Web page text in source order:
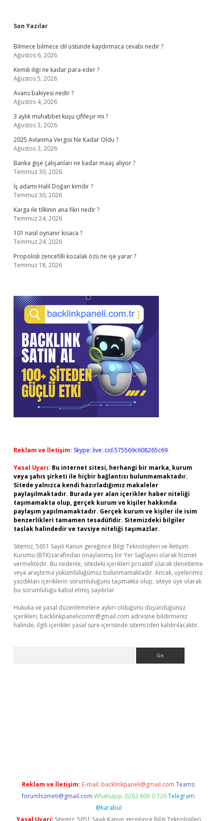
Sidebar
Son Yazılar
Bilmece bilmece dil üstünde kaydırmaca cevabı nedir ?
Ağustos 6, 2026
Kemik iliği ne kadar para eder ?
Ağustos 5, 2026
Avans bakiyesi nedir ?
Ağustos 4, 2026
3 aylık muhabbet kuşu çiftleşir mi ?
Ağustos 3, 2026
2025 Avlanma Vergisi Ne Kadar Oldu ?
Ağustos 3, 2026
Banka gişe çalışanları ne kadar maaş alıyor ?
Temmuz 30, 2026
İş adamı Halil Doğan kimdir ?
Temmuz 30, 2026
Karga ile tilkinin ana fikri nedir ?
Temmuz 24, 2026
101 nasıl oynanır kısaca ?
Temmuz 24, 2026
Propolisli zencefilli kozalak özü ne işe yarar ?
Temmuz 18, 2026
Reklam ve İletişim: Skype: live:.cid.575569c608265c69
Yasal Uyarı: Bu internet sitesi, herhangi bir marka, kurum
veya şahıs şirketi ile hiçbir bağlantısı bulunmamaktadır.
Sitede yalnızca kendi hazırladığımız makaleler
paylaşılmaktadır. Burada yer alan içerikler haber niteliği
taşımamakta olup, gerçek kurum ve kişiler hakkında
paylaşım yapılmamaktadır. Gerçek kurum ve kişiler ile isim
benzerlikleri tamamen tesadüfidir. Sitemizdeki bilgiler
taslak halindedir ve tavsiye niteliği taşımazlar.
Sitemiz, 5651 Sayılı Kanun gereğince Bilgi Teknolojileri ve İletişim
Kurumu (BTK) tarafından onaylanmış bir Yer Sağlayıcı olarak hizmet
vermektedir. Bu nedenle, sitedeki içerikleri proaktif olarak denetleme
veya araştırma yükümlülüğümüz bulunmamaktadır. Ancak, üyelerimiz
yazdıkları içeriklerin sorumluluğunu taşımakta olup, siteye üye olarak
bu sorumluluğu kabul etmiş sayılırlar.
Hukuka ve yasal düzenlemelere aykırı olduğunu düşündüğünüz
içerikleri, backlinkpanelicomtr@gmail.com adresine bildirmeniz
halinde, ilgili içerikler yasal süre içerisinde sitemizden kaldırılacaktır.
Reklam ve İletişim: E-mail: backlinkpaneli@gmail.com Teams:
forumhizmeti@gmail.com Whatsapp: 0262 606 0 726 Telegram:
@karabul
Yasal Uyarı: Sitemiz, 5651 Sayılı Kanun gereğince Bilgi Teknolojileri